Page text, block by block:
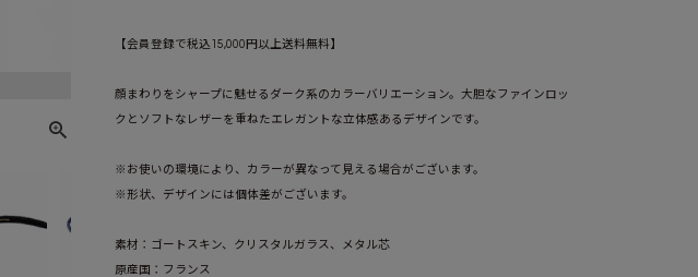
ブラック(BK)
【会員登録で税込15,000円以上送料無料】
顔まわりをシャープに魅せるダーク系のカラーバリエーション。大胆なファインロッ
クとソフトなレザーを重ねたエレガントな立体感あるデザインです。
※お使いの環境により、カラーが異なって見える場合がございます。
※形状、デザインには個体差がございます。
素材：ゴートスキン、クリスタルガラス、メタル芯
原産国：フランス